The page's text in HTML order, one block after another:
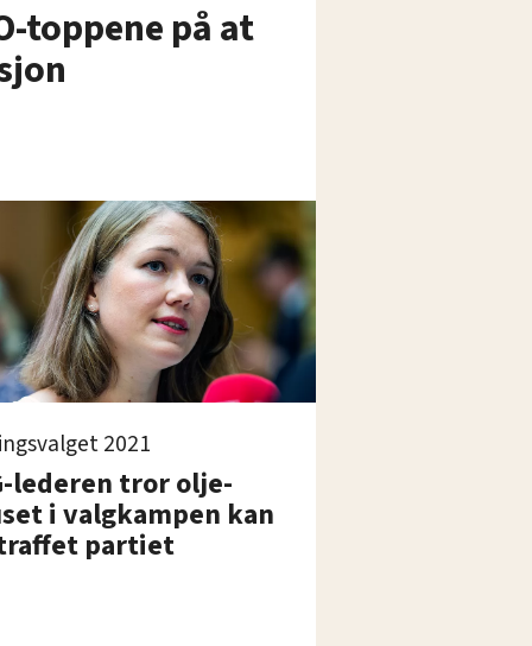
toppene på at
2021
lederen tror olje-
i valgkampen kan
partiet